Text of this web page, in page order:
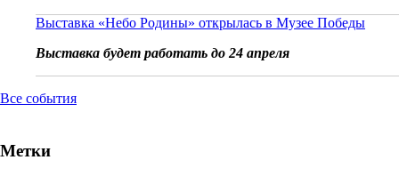
Выставка «Небо Родины» открылась в Музее Победы
Выставка будет работать до 24 апреля
Все события
Метки